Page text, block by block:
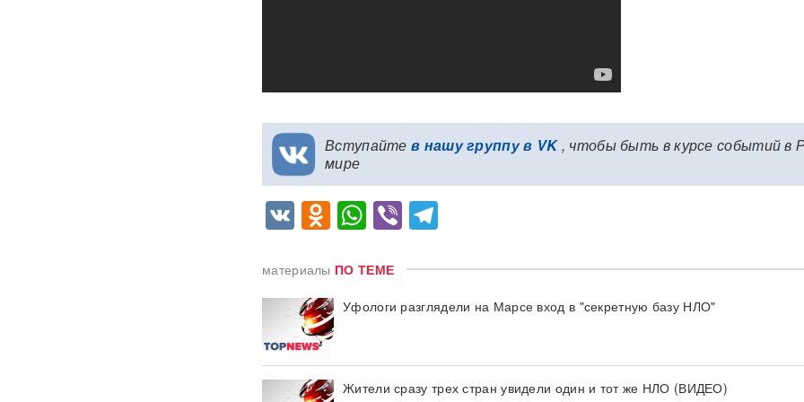
Вступайте в нашу группу в VK, чтобы быть в курсе событий в
мире
VKOdnoklassniki
WhatsApp
Viber
материалы ПО ТЕМЕ
Уфологи разглядели на Марсе вход в "секретную базу НЛО"
Жители сразу трех стран увидели один и тот же НЛО (ВИДЕО)